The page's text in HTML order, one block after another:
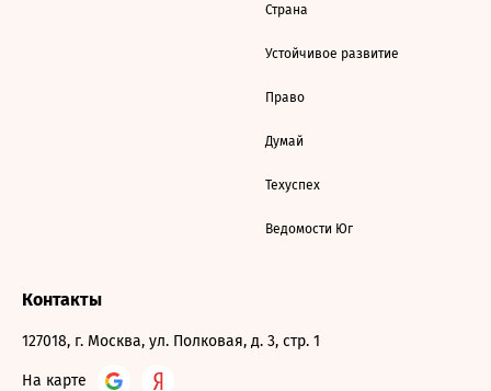
Страна
Устойчивое развитие
Право
Думай
Техуспех
Ведомости Юг
Контакты
127018, г. Москва, ул. Полковая, д. 3, стр. 1
На карте